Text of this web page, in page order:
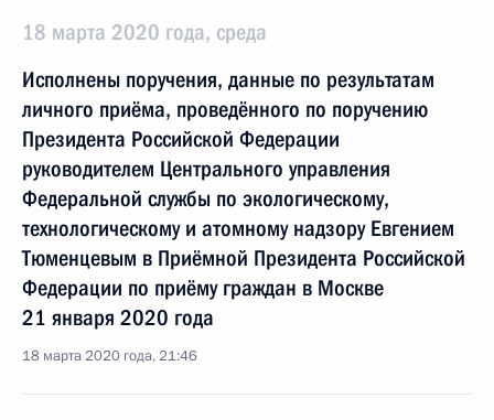
18 марта 2020 года, среда
Исполнены поручения, данные по результатам
личного приёма, проведённого по поручению
Президента Российской Федерации
руководителем Центрального управления
Федеральной службы по экологическому,
технологическому и атомному надзору Евгением
Тюменцевым в Приёмной Президента Российской
Федерации по приёму граждан в Москве
21 января 2020 года
18 марта 2020 года, 21:46